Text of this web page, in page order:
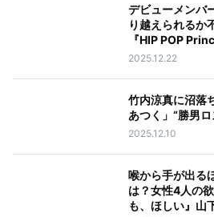
デビューメンバ
り越えられるか
『HIP POP
2025.12.22
竹内涼真に沼落
あつく」“勝男
2025.12.10
喉から手が出る
は？女性4人の
も、ほしい』山